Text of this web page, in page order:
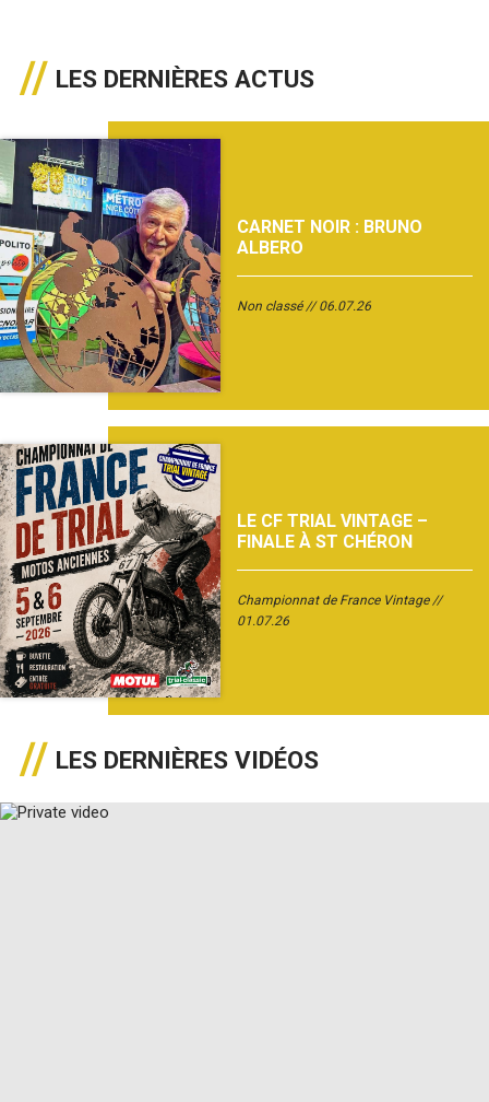
LES DERNIÈRES ACTUS
CARNET NOIR : BRUNO
ALBERO
Non classé 06.07.26
LE CF TRIAL VINTAGE –
FINALE À ST CHÉRON
Championnat de France Vintage
01.07.26
LES DERNIÈRES VIDÉOS